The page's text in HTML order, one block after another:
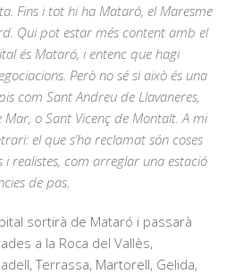
Fins i tot hi ha Mataró, el Maresme
Qui pot estar més content amb el
és Mataró, i entenc que hagi
Però no sé si això és una
com Sant Andreu de Llavaneres,
Mar, o Sant Vicenç de Montalt. A mi
el que s’ha reclamat són coses
realistes, com arreglar una estació
de pas.
sortirà de Mataró i passarà
a la Roca del Vallès,
Terrassa, Martorell, Gelida,